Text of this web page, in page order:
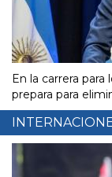
En la carrera
prepara para